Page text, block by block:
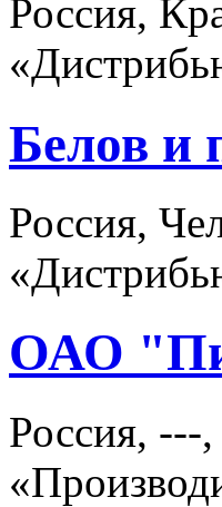
Россия,
Белов
Россия,
ОАО
Россия, ---